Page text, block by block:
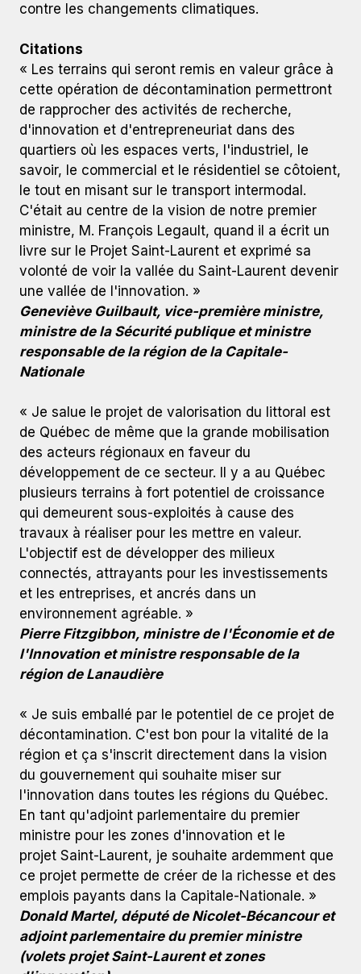
contre les changements climatiques.
Citations
« Les terrains qui seront remis en valeur grâce à
cette opération de décontamination permettront
de rapprocher des activités de recherche,
d'innovation et d'entrepreneuriat dans des
quartiers où les espaces verts, l'industriel, le
savoir, le commercial et le résidentiel se côtoient,
le tout en misant sur le transport intermodal.
C'était au centre de la vision de notre premier
ministre, M. François Legault, quand il a écrit un
livre sur le Projet Saint-Laurent et exprimé sa
volonté de voir la vallée du Saint-Laurent devenir
une vallée de l'innovation. »
Geneviève Guilbault, vice-première ministre,
ministre de la Sécurité publique et ministre
responsable de la région de la Capitale-
Nationale
« Je salue le projet de valorisation du littoral est
de Québec de même que la grande mobilisation
des acteurs régionaux en faveur du
développement de ce secteur. Il y a au Québec
plusieurs terrains à fort potentiel de croissance
qui demeurent sous-exploités à cause des
travaux à réaliser pour les mettre en valeur.
L'objectif est de développer des milieux
connectés, attrayants pour les investissements
et les entreprises, et ancrés dans un
environnement agréable. »
Pierre Fitzgibbon, ministre de l'Économie et de
l'Innovation et ministre responsable de la
région de Lanaudière
« Je suis emballé par le potentiel de ce projet de
décontamination. C'est bon pour la vitalité de la
région et ça s'inscrit directement dans la vision
du gouvernement qui souhaite miser sur
l'innovation dans toutes les régions du Québec.
En tant qu'adjoint parlementaire du premier
ministre pour les zones d'innovation et le
projet Saint-Laurent, je souhaite ardemment que
ce projet permette de créer de la richesse et des
emplois payants dans la Capitale-Nationale. »
Donald Martel, député de Nicolet-Bécancour et
adjoint parlementaire du premier ministre
(volets projet Saint-Laurent et zones